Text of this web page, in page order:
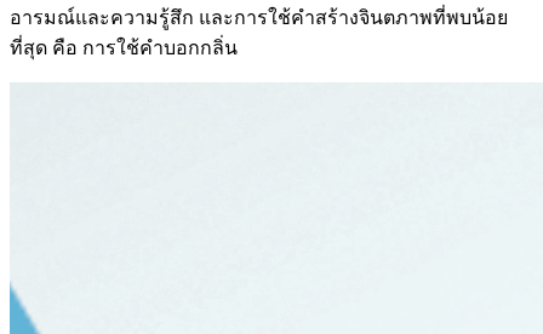
อารมณ์และความรู้สึก และการใช้คำสร้างจินตภาพที่พบน้อย
ที่สุด คือ การใช้คำบอกกลิ่น